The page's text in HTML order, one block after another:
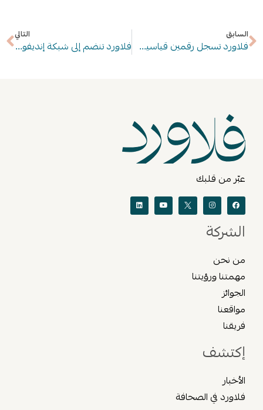
السابق
فلاورد تسجل رقمين قياسيين عالميين احتفالاً باليوم الوطني الخمسين لدولة الإمارات
التالي
فلاورد تنضم إلى شبكة إنديفور العالمية
عبّر من قلبك
الشركة
من نحن
مهمتنا ورؤيتنا
الجوائز
مواقعنا
فريقنا
إكتشف
الأخبار
فلاورد في الصحافة